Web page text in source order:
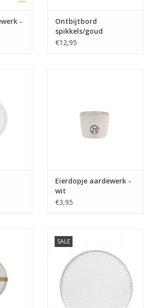
-
Ontbijtbord
spikkels/goud
€12,95
Eierdopje aardewerk -
wit
€3,95
SALE